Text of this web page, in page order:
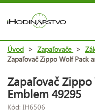
Úvod > Zapaľovače >
Zapaľovač Zippo Wolf Pack
Zapaľovač
Emblem 49295
Kód: IH6506